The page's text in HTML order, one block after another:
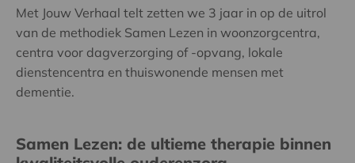
Met Jouw Verhaal telt zetten we 3 jaar in op de uitrol
van de methodiek Samen Lezen in woonzorgcentra,
centra voor dagverzorging of -opvang, lokale
dienstencentra en thuiswonende mensen met
dementie.
Samen Lezen: de ultieme therapie binnen